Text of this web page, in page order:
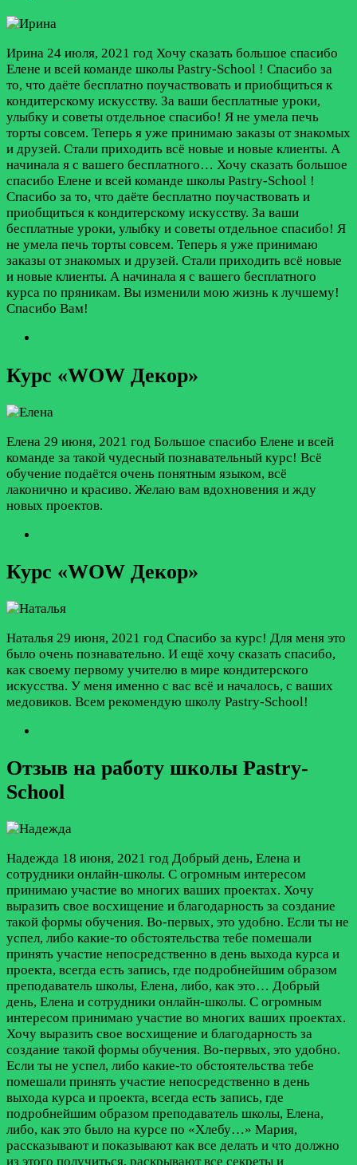
Ирина 24 июля, 2021 год Хочу сказать большое спасибо
Елене и всей команде школы Pastry-School ! Спасибо за
то, что даёте бесплатно поучаствовать и приобщиться к
кондитерскому искусству. За ваши бесплатные уроки,
улыбку и советы отдельное спасибо! Я не умела печь
торты совсем. Теперь я уже принимаю заказы от знакомых
и друзей. Стали приходить всё новые и новые клиенты. А
начинала я с вашего бесплатного… Хочу сказать большое
спасибо Елене и всей команде школы Pastry-School !
Спасибо за то, что даёте бесплатно поучаствовать и
приобщиться к кондитерскому искусству. За ваши
бесплатные уроки, улыбку и советы отдельное спасибо! Я
не умела печь торты совсем. Теперь я уже принимаю
заказы от знакомых и друзей. Стали приходить всё новые
и новые клиенты. А начинала я с вашего бесплатного
курса по пряникам. Вы изменили мою жизнь к лучшему!
Спасибо Вам!
Курс «WOW Декор»
Елена 29 июня, 2021 год Большое спасибо Елене и всей
команде за такой чудесный познавательный курс! Всё
обучение подаётся очень понятным языком, всё
лаконично и красиво. Желаю вам вдохновения и жду
новых проектов.
Курс «WOW Декор»
Наталья 29 июня, 2021 год Спасибо за курс! Для меня это
было очень познавательно. И ещё хочу сказать спасибо,
как своему первому учителю в мире кондитерского
искусства. У меня именно с вас всё и началось, с ваших
медовиков. Всем рекомендую школу Pastry-School!
Отзыв на работу школы Pastry-
School
Надежда 18 июня, 2021 год Добрый день, Елена и
сотрудники онлайн-школы. С огромным интересом
принимаю участие во многих ваших проектах. Хочу
выразить свое восхищение и благодарность за создание
такой формы обучения. Во-первых, это удобно. Если ты не
успел, либо какие-то обстоятельства тебе помешали
принять участие непосредственно в день выхода курса и
проекта, всегда есть запись, где подробнейшим образом
преподаватель школы, Елена, либо, как это… Добрый
день, Елена и сотрудники онлайн-школы. С огромным
интересом принимаю участие во многих ваших проектах.
Хочу выразить свое восхищение и благодарность за
создание такой формы обучения. Во-первых, это удобно.
Если ты не успел, либо какие-то обстоятельства тебе
помешали принять участие непосредственно в день
выхода курса и проекта, всегда есть запись, где
подробнейшим образом преподаватель школы, Елена,
либо, как это было на курсе по «Хлебу…» Мария,
рассказывают и показывают как все делать и что должно
из этого получиться, раскрывают все секреты и